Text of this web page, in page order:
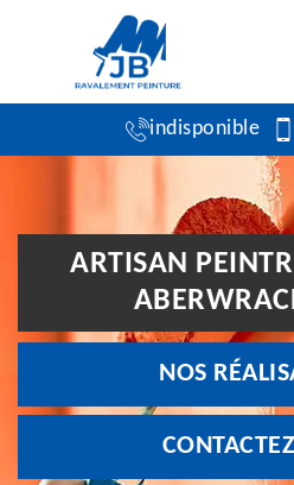
indisponible
ARTISAN
NOS